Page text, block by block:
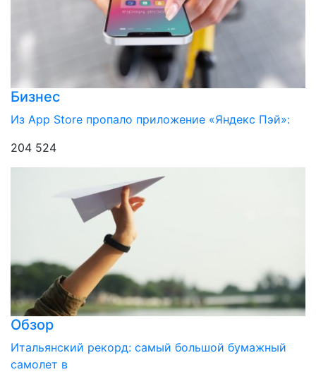
Бизнес
Из App Store пропало приложение «Яндекс Пэй»:
204 524
Обзор
Итальянский рекорд: самый большой бумажный
самолет в